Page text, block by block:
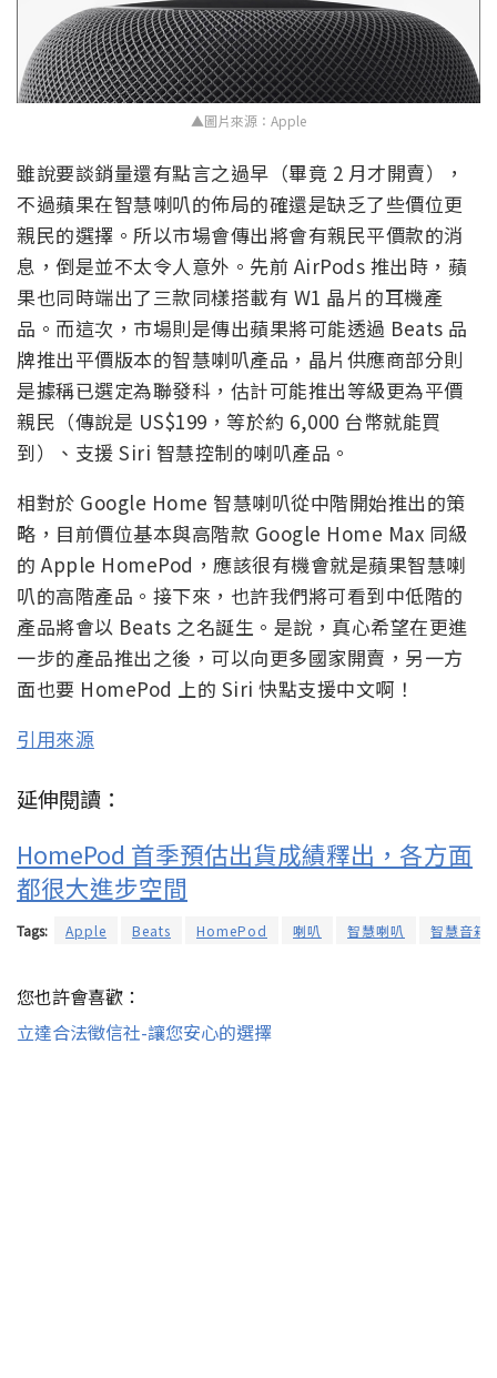
▲圖片來源：Apple
雖說要談銷量還有點言之過早（畢竟 2 月才開賣），
不過蘋果在智慧喇叭的佈局的確還是缺乏了些價位更
親民的選擇。所以市場會傳出將會有親民平價款的消
息，倒是並不太令人意外。先前 AirPods 推出時，蘋
果也同時端出了三款同樣搭載有 W1 晶片的耳機產
品。而這次，市場則是傳出蘋果將可能透過 Beats 品
牌推出平價版本的智慧喇叭產品，晶片供應商部分則
是據稱已選定為聯發科，估計可能推出等級更為平價
親民（傳說是 US$199，等於約 6,000 台幣就能買
到）、支援 Siri 智慧控制的喇叭產品。
相對於 Google Home 智慧喇叭從中階開始推出的策
略，目前價位基本與高階款 Google Home Max 同級
的 Apple HomePod，應該很有機會就是蘋果智慧喇
叭的高階產品。接下來，也許我們將可看到中低階的
產品將會以 Beats 之名誕生。是說，真心希望在更進
一步的產品推出之後，可以向更多國家開賣，另一方
面也要 HomePod 上的 Siri 快點支援中文啊！
引用來源
延伸閱讀：
HomePod 首季預估出貨成績釋出，各方面
都很大進步空間
Tags: Apple Beats HomePod 喇叭 智慧喇叭 智慧音箱
您也許會喜歡：
立達合法徵信社-讓您安心的選擇